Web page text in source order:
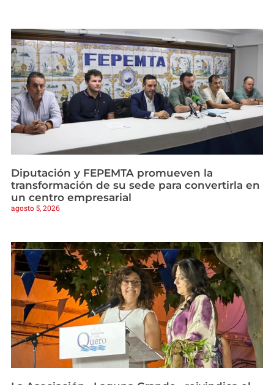
Diputación y FEPEMTA promueven la
transformación de su sede para convertirla en
un centro empresarial
agosto 5, 2026